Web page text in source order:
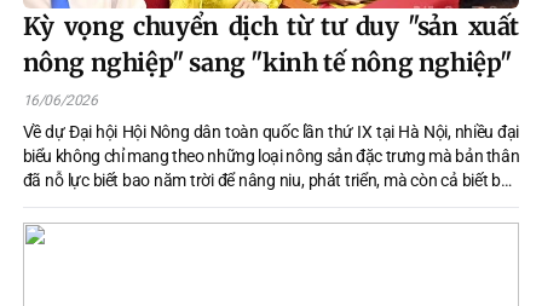
Kỳ vọng chuyển dịch từ tư duy "sản xuất
nông nghiệp" sang "kinh tế nông nghiệp"
16/06/2026
Về dự Đại hội Hội Nông dân toàn quốc lần thứ IX tại Hà Nội, nhiều đại
biểu không chỉ mang theo những loại nông sản đặc trưng mà bản thân
đã nỗ lực biết bao năm trời để nâng niu, phát triển, mà còn cả biết bao
kỳ vọng, niềm tin vào một nhiệm kỳ mới "Đoàn kết-Dân chủ-Đột phá-
Hợp tác-Phát triển”.